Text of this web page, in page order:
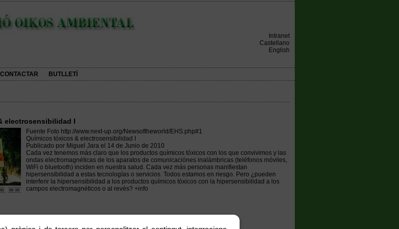
Intranet
Castellano
English
CONTACTAR BUTLLETÍ
electrosensibilidad I
Fuente Foto http://www.next-up.org/Newsoftheworld/EHS.php#1
Químicos tóxicos & electrosensibilidad I
Publicado por Miguel Jara el 14 de Junio de 2010
Cada vez tenemos más claro que los productos químicos tóxicos con los que convivimos y las
ondas electromagnéticas de los aparatos de comunicaciónes inalámbricas (teléfonos móviles,
WiFi o bluetooth) inciden en nuestra salud. Cada vez más personas manifiestan
hipersensibilidad a estas tecnologías o servicios. Todos estamos en riesgo. Pero ¿pueden
interferir la hipersensibilidad a los productos químicos tóxicos con la hipersensibilidad a los
campos electromagnéticos o al revés? +info